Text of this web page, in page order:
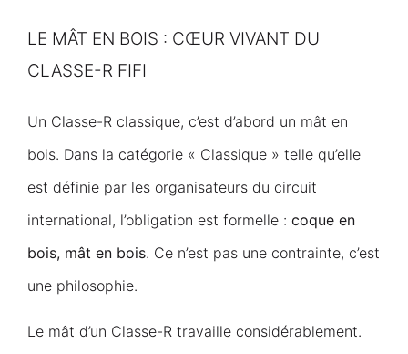
LE MÂT EN BOIS : CŒUR VIVANT DU
CLASSE-R FIFI
Un Classe-R classique, c’est d’abord un mât en
bois. Dans la catégorie « Classique » telle qu’elle
est définie par les organisateurs du circuit
international, l’obligation est formelle : coque en
bois, mât en bois. Ce n’est pas une contrainte, c’est
une philosophie.
Le mât d’un Classe-R travaille considérablement.